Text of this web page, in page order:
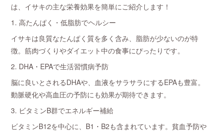
は、イサキの主な栄養効果を簡単にご紹介します！
1. 高たんぱく・低脂肪でヘルシー
イサキは良質なたんぱく質を多く含み、脂肪が少ないのが特
徴。筋肉づくりやダイエット中の食事にぴったりです。
2. DHA・EPAで生活習慣病予防
脳に良いとされるDHAや、血液をサラサラにするEPAも豊富。
動脈硬化や高血圧の予防にも効果が期待できます。
3. ビタミンB群でエネルギー補給
ビタミンB12を中心に、B1・B2も含まれています。貧血予防や